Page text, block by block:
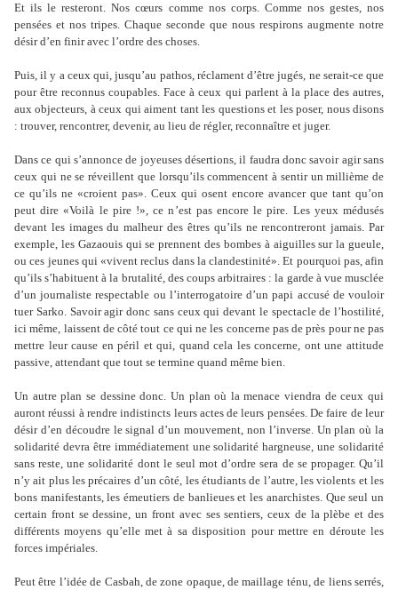
Et ils le resteront. Nos cœurs comme nos corps. Comme nos gestes, nos
pensées et nos tripes. Chaque seconde que nous respirons augmente notre
désir d’en finir avec l’ordre des choses.
Puis, il y a ceux qui, jusqu’au pathos, réclament d’être jugés, ne serait-ce que
pour être reconnus coupables. Face à ceux qui parlent à la place des autres,
aux objecteurs, à ceux qui aiment tant les questions et les poser, nous disons
: trouver, rencontrer, devenir, au lieu de régler, reconnaître et juger.
Dans ce qui s’annonce de joyeuses désertions, il faudra donc savoir agir sans
ceux qui ne se réveillent que lorsqu’ils commencent à sentir un millième de
ce qu’ils ne «croient pas». Ceux qui osent encore avancer que tant qu’on
peut dire «Voilà le pire !», ce n ’est pas encore le pire. Les yeux médusés
devant les images du malheur des êtres qu’ils ne rencontreront jamais. Par
exemple, les Gazaouis qui se prennent des bombes à aiguilles sur la gueule,
ou ces jeunes qui «vivent reclus dans la clandestinité». Et pourquoi pas, afin
qu’ils s’habituent à la brutalité, des coups arbitraires : la garde à vue musclée
d’un journaliste respectable ou l’interrogatoire d’un papi accusé de vouloir
tuer Sarko. Savoir agir donc sans ceux qui devant le spectacle de l’hostilité,
ici même, laissent de côté tout ce qui ne les concerne pas de près pour ne pas
mettre leur cause en péril et qui, quand cela les concerne, ont une attitude
passive, attendant que tout se termine quand même bien.
Un autre plan se dessine donc. Un plan où la menace viendra de ceux qui
auront réussi à rendre indistincts leurs actes de leurs pensées. De faire de leur
désir d’en découdre le signal d’un mouvement, non l’inverse. Un plan où la
solidarité devra être immédiatement une solidarité hargneuse, une solidarité
sans reste, une solidarité dont le seul mot d’ordre sera de se propager. Qu’il
n’y ait plus les précaires d’un côté, les étudiants de l’autre, les violents et les
bons manifestants, les émeutiers de banlieues et les anarchistes. Que seul un
certain front se dessine, un front avec ses sentiers, ceux de la plèbe et des
différents moyens qu’elle met à sa disposition pour mettre en déroute les
forces impériales.
Peut être l’idée de Casbah, de zone opaque, de maillage ténu, de liens serrés,